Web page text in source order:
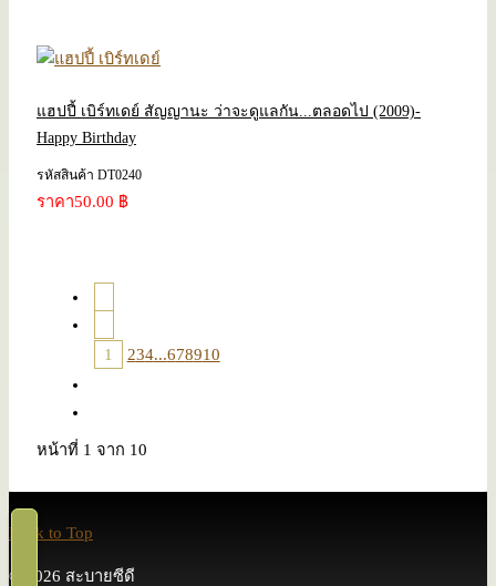
แฮปปี้ เบิร์ทเดย์ สัญญานะ ว่าจะดูแลกัน...ตลอดไป (2009)-
Happy Birthday
รหัสสินค้า DT0240
ราคา50.00 ฿
1 234...678910
หน้าที่ 1 จาก 10
Back to Top
© 2026 สะบายซีดี